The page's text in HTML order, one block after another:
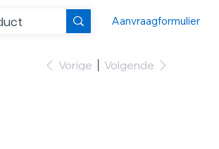
Aanvraagformulier
Vorige Volgende